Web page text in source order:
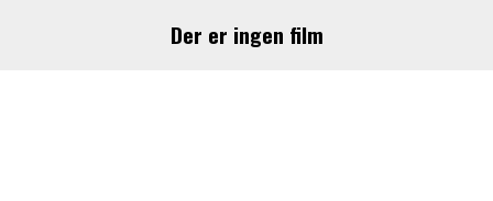
Der er ingen film